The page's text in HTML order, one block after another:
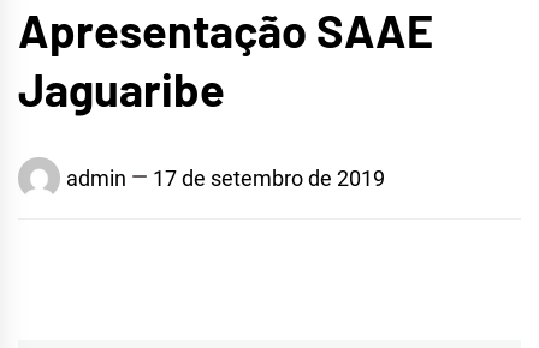
Apresentação SAAE
Jaguaribe
admin 17 de setembro de 2019